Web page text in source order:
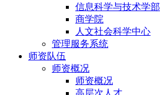
信息科学与技术学部
商学院
人文社会科学中心
管理服务系统
师资队伍
师资概况
师资概况
高层次人才